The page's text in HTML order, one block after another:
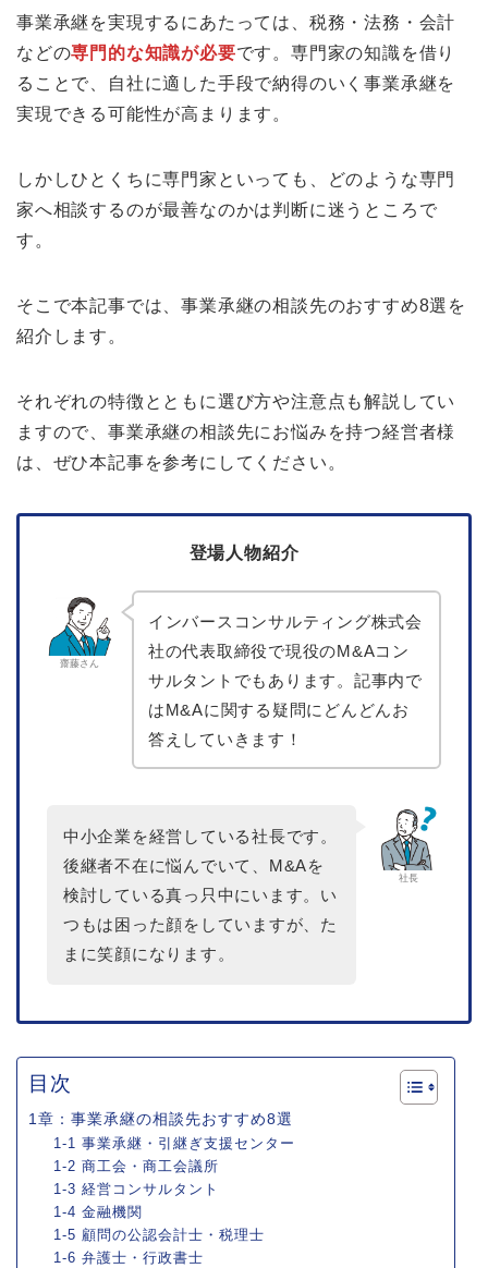
事業承継を実現するにあたっては、税務・法務・会計
などの専門的な知識が必要です。専門家の知識を借り
ることで、自社に適した手段で納得のいく事業承継を
実現できる可能性が高まります。
しかしひとくちに専門家といっても、どのような専門
家へ相談するのが最善なのかは判断に迷うところで
す。
そこで本記事では、事業承継の相談先のおすすめ8選を
紹介します。
それぞれの特徴とともに選び方や注意点も解説してい
ますので、事業承継の相談先にお悩みを持つ経営者様
は、ぜひ本記事を参考にしてください。
登場人物紹介
齋藤さん
インバースコンサルティング株式会
社の代表取締役で現役のM&Aコン
サルタントでもあります。記事内で
はM&Aに関する疑問にどんどんお
答えしていきます！
社長
中小企業を経営している社長です。
後継者不在に悩んでいて、M&Aを
検討している真っ只中にいます。い
つもは困った顔をしていますが、た
まに笑顔になります。
目次
1章：事業承継の相談先おすすめ8選
1-1 事業承継・引継ぎ支援センター
1-2 商工会・商工会議所
1-3 経営コンサルタント
1-4 金融機関
1-5 顧問の公認会計士・税理士
1-6 弁護士・行政書士